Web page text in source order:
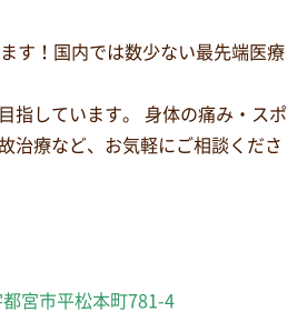
す！国内では数少ない最先端医療
指しています。 身体の痛み・スポ
治療など、お気軽にご相談くださ
宮市平松本町781-4